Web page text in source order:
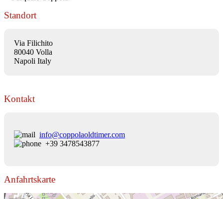
Standort
Via Filichito
80040 Volla
Napoli Italy
Kontakt
info@coppolaoldtimer.com
+39 3478543877
Anfahrtskarte